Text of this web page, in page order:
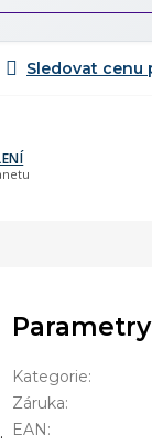
Parametry
Kategorie:
Záruka:
EAN: